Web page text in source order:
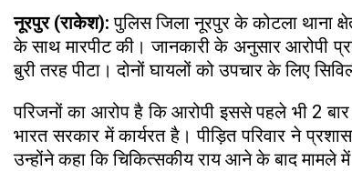
नूरपुर (राकेश): पुलिस जिला नूरपुर के कोटला थाना
के साथ मारपीट की। जानकारी के अनुसार आरोपी
बुरी तरह पीटा। दोनों घायलों को उपचार के लिए
परिजनों का आरोप है कि आरोपी इससे पहले भी 2
भारत सरकार में कार्यरत है। पीड़ित परिवार ने
उन्होंने कहा कि चिकित्सकीय राय आने के बाद मामले